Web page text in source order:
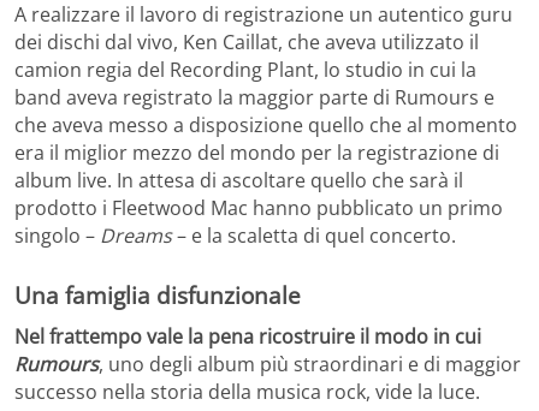
A realizzare il lavoro di registrazione un autentico guru
dei dischi dal vivo, Ken Caillat, che aveva utilizzato il
camion regia del Recording Plant, lo studio in cui la
band aveva registrato la maggior parte di Rumours e
che aveva messo a disposizione quello che al momento
era il miglior mezzo del mondo per la registrazione di
album live. In attesa di ascoltare quello che sarà il
prodotto i Fleetwood Mac hanno pubblicato un primo
singolo – Dreams– e la scaletta di quel concerto.
Una famiglia disfunzionale
Nel frattempo vale la pena ricostruire il modo in cui
Rumours, uno degli album più straordinari e di maggior
successo nella storia della musica rock, vide la luce.